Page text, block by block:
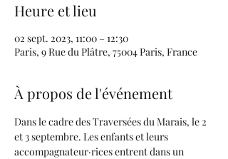
Heure et lieu
02 sept. 2023, 11:00 – 12:30
Paris, 9 Rue du Plâtre, 75004 Paris, France
À propos de l'événement
Dans le cadre des Traversées du Marais, le 2
et 3 septembre. Les enfants et leurs
accompagnateur·rices entrent dans un